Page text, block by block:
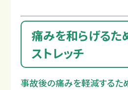
痛みを和らげるた
ストレッチ
事故後の痛みを軽減するた